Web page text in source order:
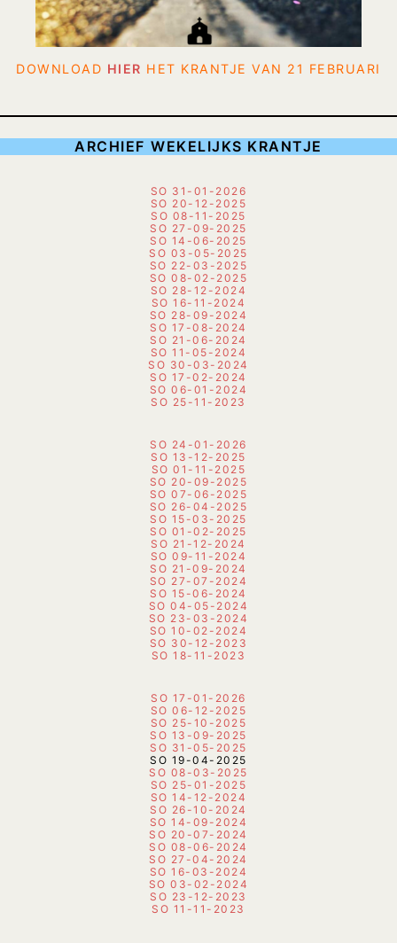
DOWNLOAD HIER HET KRANTJE VAN 21 FEBRUARI
ARCHIEF WEKELIJKS KRANTJE
SO 31-01-2026
SO 20-12-2025
SO 08-11-2025
SO 27-09-2025
SO 14-06-2025
SO 03-05-2025
SO 22-03-2025
SO 08-02-2025
SO 28-12-2024
SO 16-11-2024
SO 28-09-2024
SO 17-08-2024
SO 21-06-2024
SO 11-05-2024
SO 30-03-2024
SO 17-02-2024
SO 06-01-2024
SO 25-11-2023
SO 24-01-2026
SO 13-12-2025
SO 01-11-2025
SO 20-09-2025
SO 07-06-2025
SO 26-04-2025
SO 15-03-2025
SO 01-02-2025
SO 21-12-2024
SO 09-11-2024
SO 21-09-2024
SO 27-07-2024
SO 15-06-2024
SO 04-05-2024
SO 23-03 -2024
SO 10-02-2024
SO 30-12-2023
SO 18-11-2023
SO 17-01-2026
SO 06-12-2025
SO 25-10-2025
SO 13-09-2025
SO 31-05-2025
SO 19-04-2025
SO 08-03-2025
SO 25-01-2025
SO 14-12-2024
SO 26-10-2024
SO 14-09-2024
SO 20-07-2024
SO 08-06-2024
SO 27-04-2024
SO 16-03-2024
SO 03-02-2024
S O 23-12-2023
SO 11-11-2023